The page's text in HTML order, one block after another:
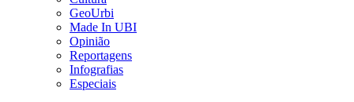
GeoUrbi
Made In UBI
Opinião
Reportagens
Infografias
Especiais